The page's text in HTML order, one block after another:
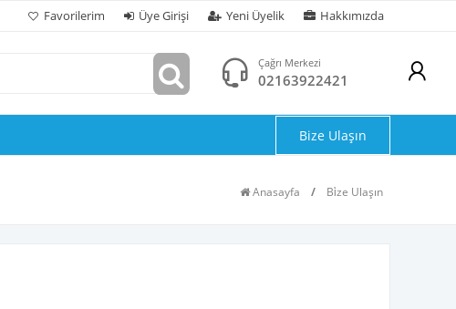
Favorilerim Üye Girişi Yeni Üyelik Hakkımızda
Çağrı Merkezi
02163922421
Bize Ulaşın
Anasayfa / Bi̇ze Ulaşın